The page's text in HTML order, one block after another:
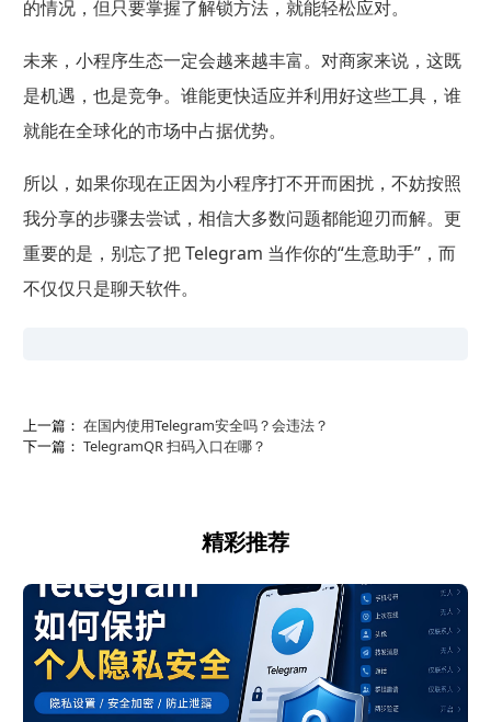
的情况，但只要掌握了解锁方法，就能轻松应对。
未来，小程序生态一定会越来越丰富。对商家来说，这既
是机遇，也是竞争。谁能更快适应并利用好这些工具，谁
就能在全球化的市场中占据优势。
所以，如果你现在正因为小程序打不开而困扰，不妨按照
我分享的步骤去尝试，相信大多数问题都能迎刃而解。更
重要的是，别忘了把 Telegram 当作你的“生意助手”，而
不仅仅只是聊天软件。
上一篇： 在国内使用Telegram安全吗？会违法？
下一篇： TelegramQR 扫码入口在哪？
精彩推荐